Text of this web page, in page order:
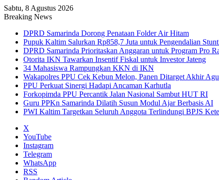
Sabtu, 8 Agustus 2026
Breaking News
DPRD Samarinda Dorong Penataan Folder Air Hitam
Pupuk Kaltim Salurkan Rp858,7 Juta untuk Pengendalian
DPRD Samarinda Prioritaskan Anggaran untuk Program Pro
Otorita IKN Tawarkan Insentif Fiskal untuk Investor Jateng
34 Mahasiswa Rampungkan KKN di IKN
Wakapolres PPU Cek Kebun Melon, Panen Ditarget Akhir
PPU Perkuat Sinergi Hadapi Ancaman Karhutla
Forkopimda PPU Percantik Jalan Nasional Sambut HUT RI
Guru PPKn Samarinda Dilatih Susun Modul Ajar Berbasis AI
PWI Kaltim Targetkan Seluruh Anggota Terlindungi BPJS
X
YouTube
Instagram
Telegram
WhatsApp
RSS